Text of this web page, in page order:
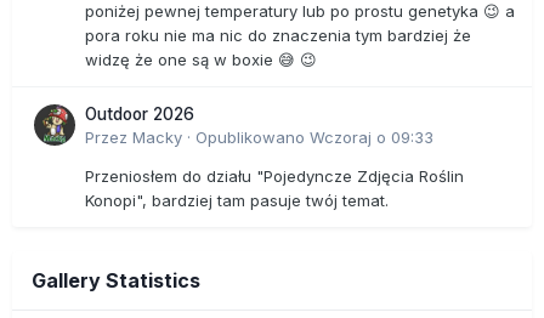
poniżej pewnej temperatury lub po prostu genetyka 😉 a
pora roku nie ma nic do znaczenia tym bardziej że
widzę że one są w boxie 😅 😉
Outdoor 2026
Przez Macky · Opublikowano Wczoraj o 09:33
Przeniosłem do działu "Pojedyncze Zdjęcia Roślin
Konopi", bardziej tam pasuje twój temat.
Gallery Statistics